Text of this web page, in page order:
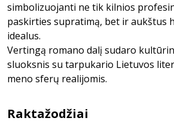
simbolizuojanti ne tik kilnios
paskirties supratimą, bet ir aukštus
idealus.
Vertingą romano dalį sudaro
sluoksnis su tarpukario Lietuvos
meno sferų realijomis.
Raktažodžiai